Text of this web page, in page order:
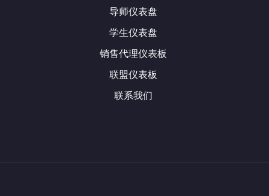
导师仪表盘
学生仪表盘
销售代理仪表板
联盟仪表板
联系我们